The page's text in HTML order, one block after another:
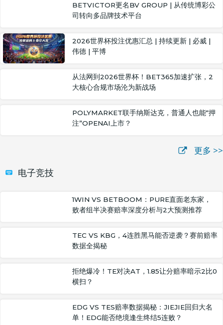
BETVICTOR更名BV GROUP | 从传统博彩公
司转向多品牌技术平台
2026世界杯投注优惠汇总 | 持续更新 | 必威 |
伟德 | 平博
从法网到2026世界杯！BET365加速扩张，2
大核心合规市场沦为新战场
POLYMARKET联手纳斯达克，普通人也能“押
注”OPENAI上市？
更多 >>
电子竞技
1WIN VS BETBOOM：PURE直面老东家，
败者组半决赛赔率深度分析与2大预测推荐
TEC VS KBG，4连胜黑马能否逆袭？赛前赔率
数据全揭秘
拒绝爆冷！TE对决AT，1.85让分赔率暗示2比0
横扫？
EDG VS TES赔率数据揭秘：JIEJIE回归大名
单！EDG能否绝境逢生终结5连败？